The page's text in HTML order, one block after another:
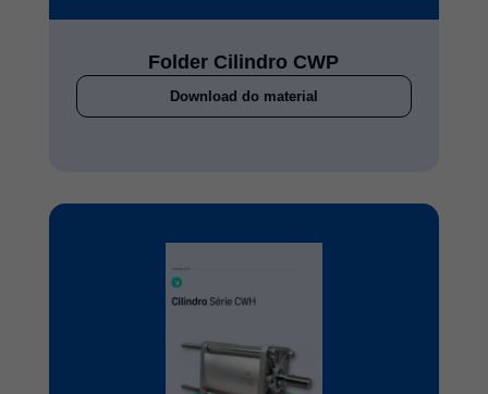
Folder Cilindro CWP
Download do material